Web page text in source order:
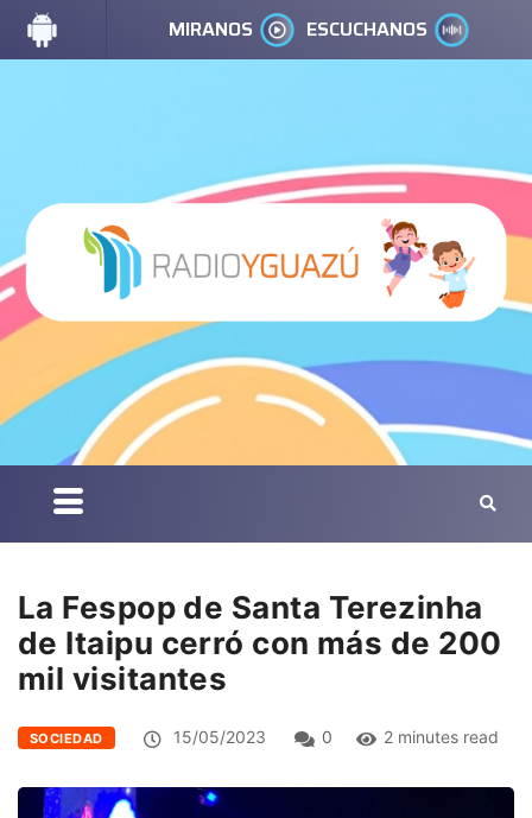
MIRANOS ESCUCHANOS
La Fespop de Santa Terezinha
de Itaipu cerró con más de 200
mil visitantes
SOCIEDAD 15/05/2023 0 2 minutes read